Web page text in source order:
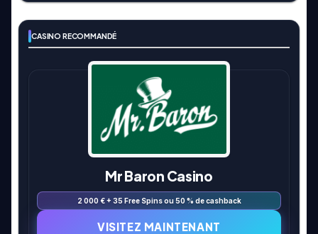
CASINO RECOMMANDÉ
Mr Baron Casino
2 000 € + 35 Free Spins ou 50 % de cashback
VISITEZ MAINTENANT